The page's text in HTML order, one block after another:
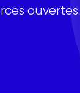
ouvertes.